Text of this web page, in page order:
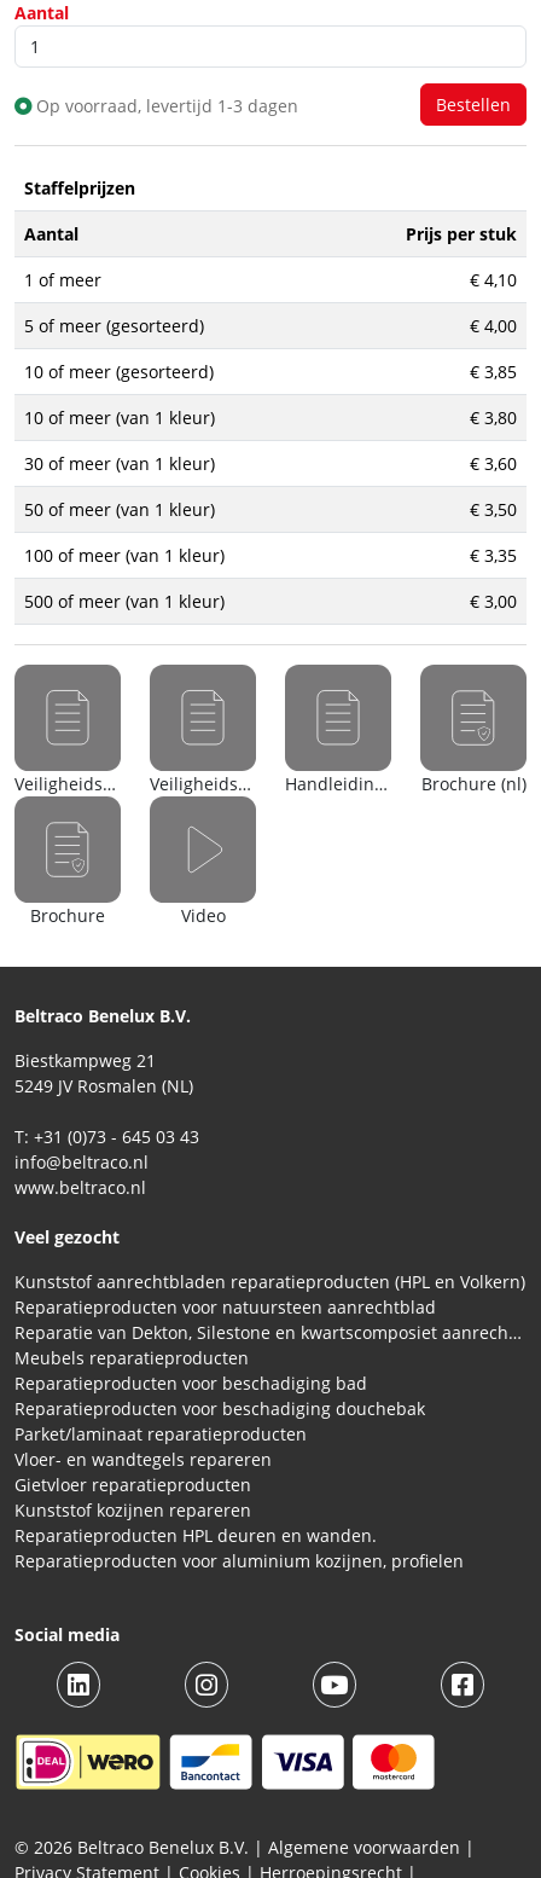
Aantal
Op voorraad, levertijd 1-3 dagen
Staffelprijzen
Aantal
Prijs per stuk
1 of meer
€ 4,10
5 of meer (gesorteerd)
€ 4,00
10 of meer (gesorteerd)
€ 3,85
10 of meer (van 1 kleur)
€ 3,80
30 of meer (van 1 kleur)
€ 3,60
50 of meer (van 1 kleur)
€ 3,50
100 of meer (van 1 kleur)
€ 3,35
500 of meer (van 1 kleur)
€ 3,00
Veiligheidsblad (nl) Veiligheidsblad (en) Handleiding (en) Brochure (nl)
Brochure Video
Beltraco Benelux B.V.
Biestkampweg 21
5249 JV Rosmalen (NL)
T: +31 (0)73 - 645 03 43
info@beltraco.nl
www.beltraco.nl
Veel gezocht
Kunststof aanrechtbladen reparatieproducten (HPL en Volkern)
Reparatieproducten voor natuursteen aanrechtblad
Reparatie van Dekton, Silestone en kwartscomposiet aanrechtbladen
Meubels reparatieproducten
Reparatieproducten voor beschadiging bad
Reparatieproducten voor beschadiging douchebak
Parket/laminaat reparatieproducten
Vloer- en wandtegels repareren
Gietvloer reparatieproducten
Kunststof kozijnen repareren
Reparatieproducten HPL deuren en wanden.
Reparatieproducten voor aluminium kozijnen, profielen
Social media
© 2026 Beltraco Benelux B.V. | Algemene voorwaarden |
Privacy Statement | Cookies | Herroepingsrecht |